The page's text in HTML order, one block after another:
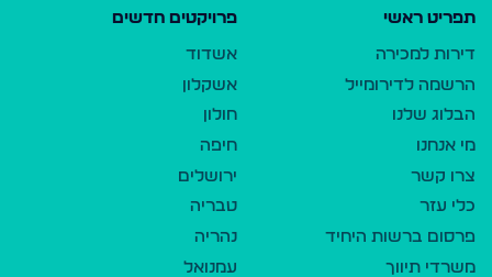
תפריט ראשי
דירות למכירה
הרשמה לדירומייל
הבלוג שלנו
מי אנחנו
צרו קשר
כלי עזר
פרסום ברשות היחיד
משרדי תיווך
פרויקטים חדשים
אשדוד
אשקלון
חולון
חיפה
ירושלים
טבריה
נהריה
עמנואל